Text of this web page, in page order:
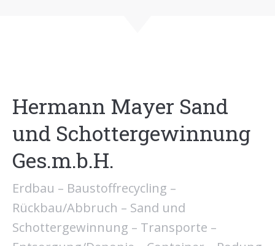
Hermann Mayer Sand
und Schottergewinnung
Ges.m.b.H.
Erdbau – Baustoffrecycling –
Rückbau/Abbruch – Sand und
Schottergewinnung – Transporte –